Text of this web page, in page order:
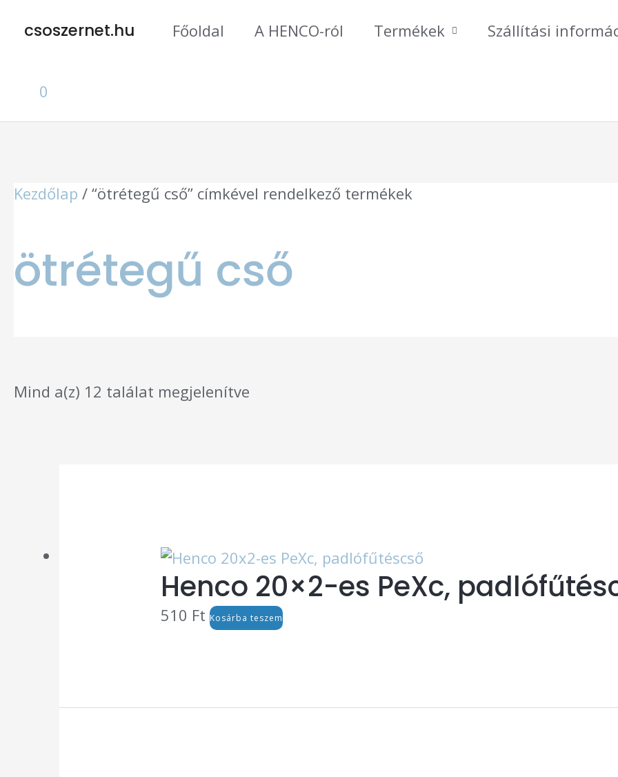
csoszernet.hu Főoldal A HENCO-ról Termékek Szállítási
0
Kezdőlap / “ötrétegű cső” címkével rendelkező termékek
ötrétegű cső
Mind a(z) 12 találat megjelenítve
Henco 20×2-es PeXc,
510 Ft Kosárba teszem